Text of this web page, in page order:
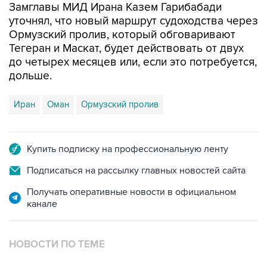
Замглавы МИД Ирана Казем Гарибабади
уточнял, что новый маршрут судоходства через
Ормузский пролив, который обговаривают
Тегеран и Маскат, будет действовать от двух
до четырех месяцев или, если это потребуется,
дольше.
Иран Оман Ормузский пролив
Купить подписку на профессиональную ленту
Подписаться на рассылку главных новостей сайта
Получать оперативные новости в официальном
канале
НОВОСТИ ПО ТЕМЕ